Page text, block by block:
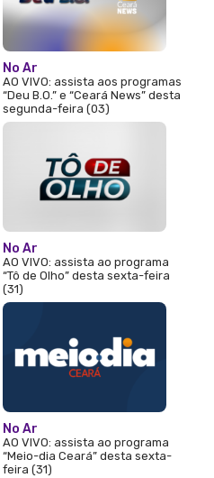
No Ar
AO VIVO: assista aos programas
“Deu B.O.” e “Ceará News” desta
segunda-feira (03)
No Ar
AO VIVO: assista ao programa
“Tô de Olho” desta sexta-feira
(31)
No Ar
AO VIVO: assista ao programa
“Meio-dia Ceará” desta sexta-
feira (31)